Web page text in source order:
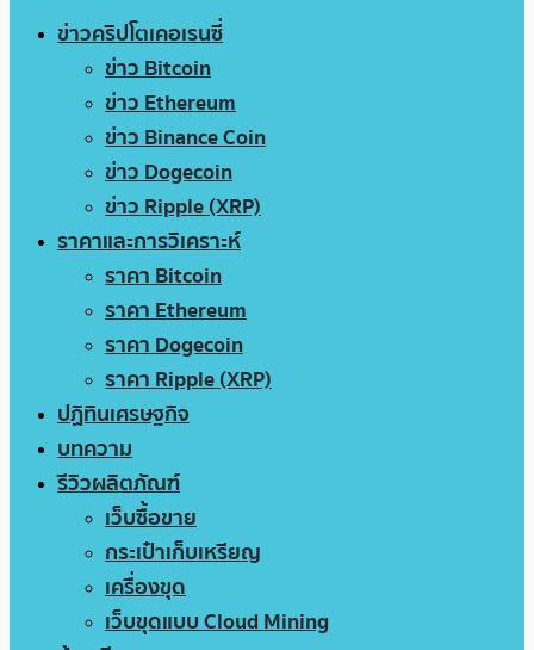
ข่าวคริปโตเคอเรนซี่
ข่าว Bitcoin
ข่าว Ethereum
ข่าว Binance Coin
ข่าว Dogecoin
ข่าว Ripple (XRP)
ราคาและการวิเคราะห์
ราคา Bitcoin
ราคา Ethereum
ราคา Dogecoin
ราคา Ripple (XRP)
ปฏิทินเศรษฐกิจ
บทความ
รีวิวผลิตภัณฑ์
เว็บซื้อขาย
กระเป๋าเก็บเหรียญ
เครื่องขุด
เว็บขุดแบบ Cloud Mining